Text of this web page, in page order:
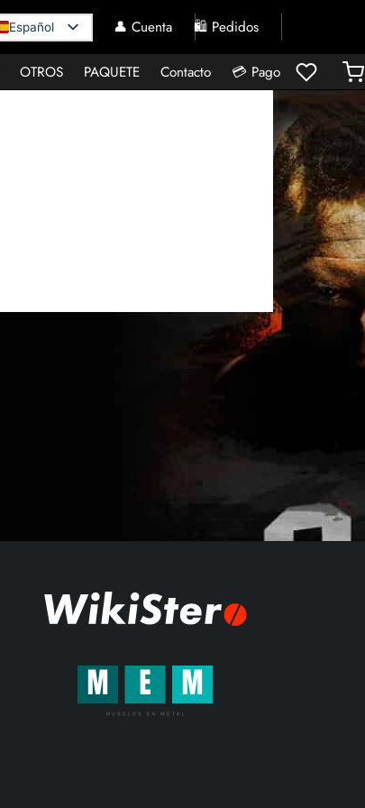
Español 👤 Cuenta 🛍️ Pedidos
OTROS PAQUETE Contacto 💳 Pago